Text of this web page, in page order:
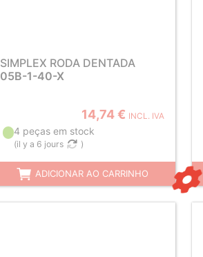
SIMPLEX RODA DENTADA
05B-1-40-X
14,74 € INCL. IVA
4 peças em stock
(il y a 6 jours )
ADICIONAR AO CARRINHO